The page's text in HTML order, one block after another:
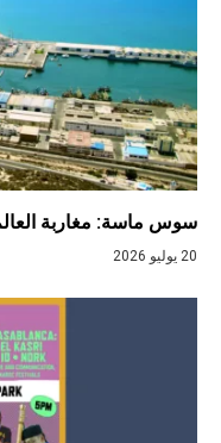
سوس ماسة: مغاربة العالم
20 يوليو 2026